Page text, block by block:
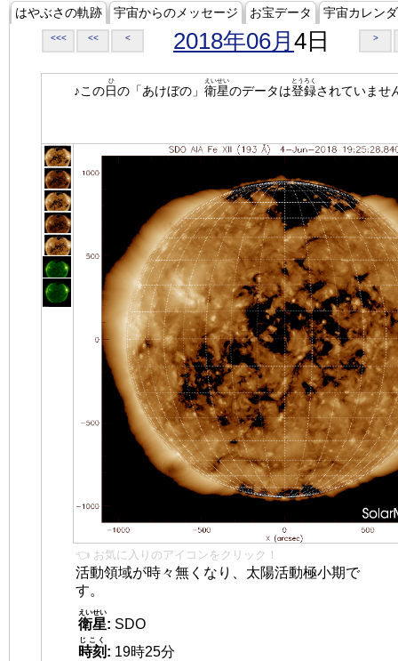
はやぶさの軌跡 宇宙からのメッセージ お宝データ 宇宙カレン
<<< << < 2018年06月 4日 >
♪この日
ひ
の「あけぼの」 衛星
えいせい
のデータは登録
とうろく
されていませ
👈 お気に入りのアイコンをクリック！
活動領域が時々無くなり、太陽活動極小期で
す。
衛星
えいせい
: SDO
時刻
じこく
: 19時25分